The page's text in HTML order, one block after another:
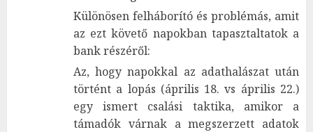
Különösen felháborító és problémás, amit
az ezt követő napokban tapasztaltatok a
bank részéről:
Az, hogy napokkal az adathalászat után
történt a lopás (április 18. vs április 22.)
egy ismert csalási taktika, amikor a
támadók várnak a megszerzett adatok